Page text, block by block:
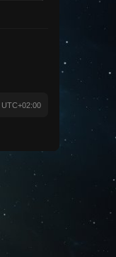
UTC+02:00